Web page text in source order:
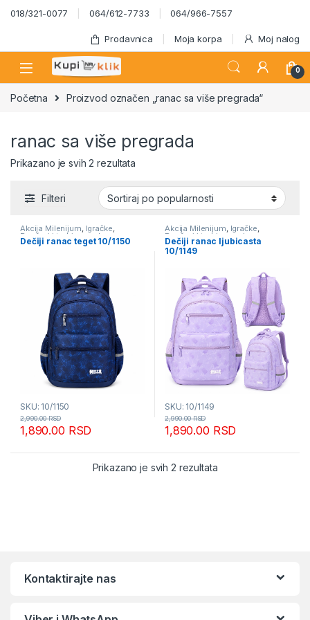
Skip to navigation
Skip to content
018/321-0077 064/612-7733 064/966-7557
Prodavnica Moja korpa Moj nalog
0
Početna Proizvod označen „ranac sa više pregrada“
ranac sa više pregrada
Prikazano je svih 2 rezultataSortirano po popularnosti
Filteri
Akcija Milenijum, Igračke,
Rančevi i torbice za decu,
Školski program
Dečiji ranac teget 10/1150
SKU: 10/1150
1,890.00 RSD
2,990.00RSD
Akcija Milenijum, Igračke,
Rančevi i torbice za decu
Školski program
Dečiji ranac ljubicasta
10/1149
SKU: 10/1149
1,890.00 RSD
2,990.00RSD
Prikazano je svih 2 rezultataSortirano po
Kontaktirajte nas